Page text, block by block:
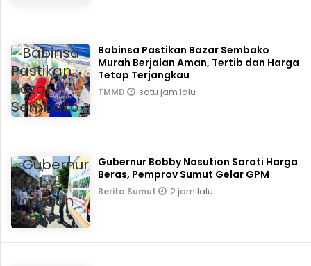
Babinsa Pastikan Bazar Sembako
Murah Berjalan Aman, Tertib dan Harga
Tetap Terjangkau
TMMD satu jam lalu
Gubernur Bobby Nasution Soroti Harga
Beras, Pemprov Sumut Gelar GPM
Berita Sumut 2 jam lalu